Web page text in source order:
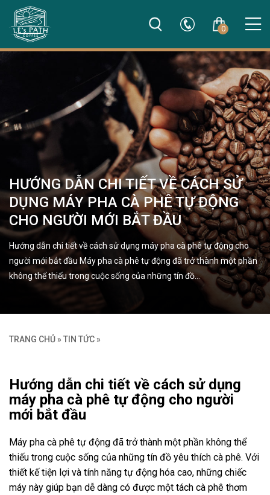
0
HƯỚNG DẪN CHI TIẾT VỀ CÁCH SỬ
DỤNG MÁY PHA CÀ PHÊ TỰ ĐỘNG
CHO NGƯỜI MỚI BẮT ĐẦU
Hướng dẫn chi tiết về cách sử dụng máy pha cà phê tự động cho
người mới bắt đầu Máy pha cà phê tự động đã trở thành một phần
không thể thiếu trong cuộc sống của những tín đồ…
TRANG CHỦ » TIN TỨC »
Hướng dẫn chi tiết về cách sử dụng
máy pha cà phê tự động cho người
mới bắt đầu
Máy pha cà phê tự động đã trở thành một phần không thể
thiếu trong cuộc sống của những tín đồ yêu thích cà phê. Với
thiết kế tiện lợi và tính năng tự động hóa cao, những chiếc
máy này giúp bạn dễ dàng có được một tách cà phê thơm